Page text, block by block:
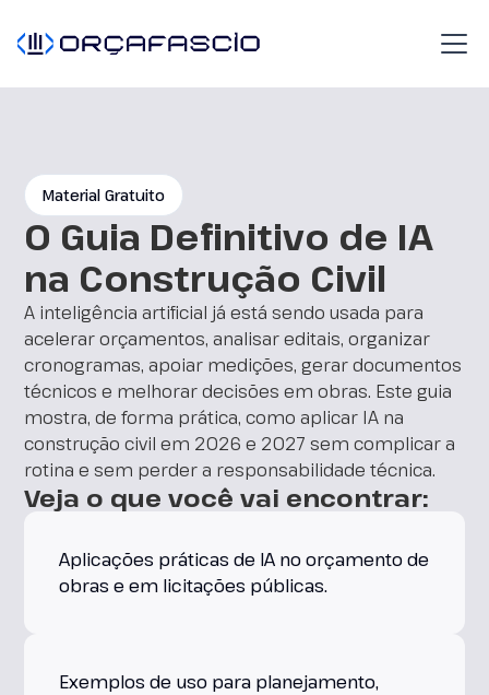
Material Gratuito
O Guia Definitivo de IA
na Construção Civil
A inteligência artificial já está sendo usada para
acelerar orçamentos, analisar editais, organizar
cronogramas, apoiar medições, gerar documentos
técnicos e melhorar decisões em obras. Este guia
mostra, de forma prática, como aplicar IA na
construção civil em 2026 e 2027 sem complicar a
rotina e sem perder a responsabilidade técnica.
Veja o que você vai encontrar:
Aplicações práticas de IA no orçamento de
obras e em licitações públicas.
Exemplos de uso para planejamento,